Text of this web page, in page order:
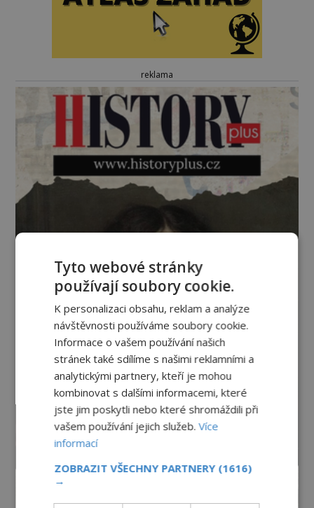
reklama
Tyto webové stránky
používají soubory cookie.
K personalizaci obsahu, reklam a analýze
návštěvnosti používáme soubory cookie.
Informace o vašem používání našich
stránek také sdílíme s našimi reklamními a
analytickými partnery, kteří je mohou
kombinovat s dalšími informacemi, které
jste jim poskytli nebo které shromáždili při
vašem používání jejich služeb.Více
informací
ZOBRAZIT VŠECHNY PARTNERY (1616)
→